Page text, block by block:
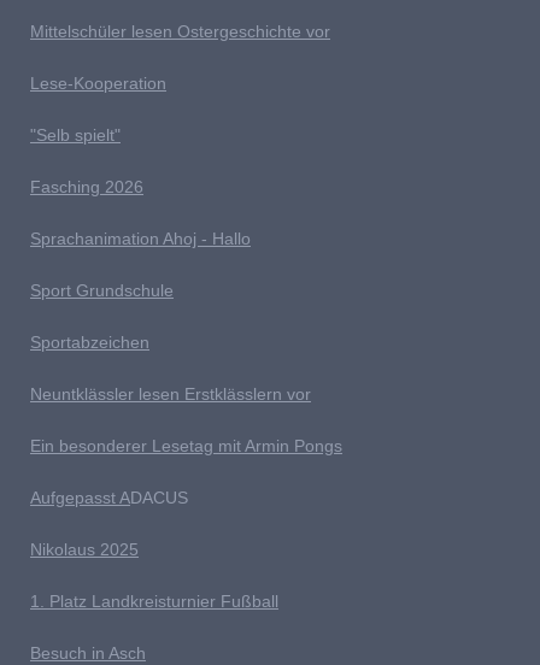
Mittelschüler lesen Ostergeschichte vor
Lese-Kooperation
"Selb spielt"
Fasching 2026
Sprachanimation Ahoj - Hallo
Sport Grundschule
Sportabzeichen
Neuntklässler lesen Erstklässlern vor
Ein besonderer Lesetag mit Armin Pongs
Aufgepasst ADACUS
Nikolaus 2025
1. Platz Landkreisturnier Fußball
Besuch in Asch